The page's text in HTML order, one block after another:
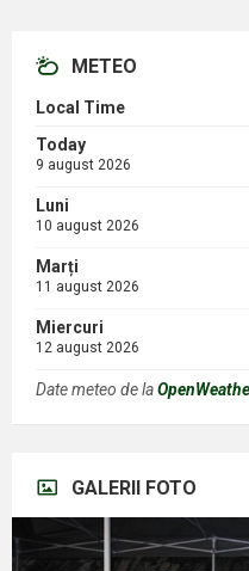
METEO
Local Time
Today
9 august 2026
Luni
10 august 2026
Marți
11 august 2026
Miercuri
12 august 2026
Date meteo de la
GALERII FOTO